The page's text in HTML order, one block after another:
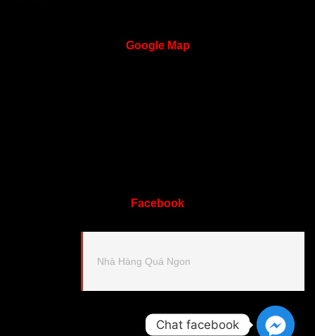
GoogleMap
Facebook
Nhà Hàng Quá Ngon
Chat facebook